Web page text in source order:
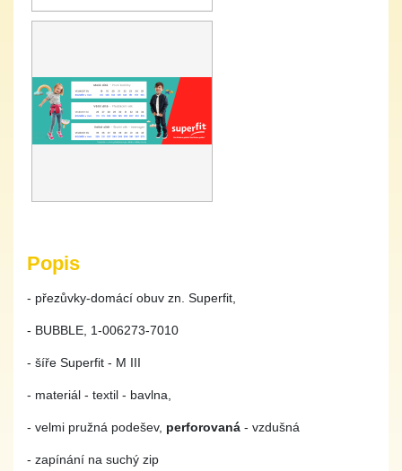
Popis
- přezůvky-domácí obuv zn. Superfit,
- BUBBLE, 1-006273-7010
- šíře Superfit - M III
- materiál - textil - bavlna,
- velmi pružná podešev, perforovaná - vzdušná
- zapínání na suchý zip